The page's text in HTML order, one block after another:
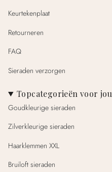
Keurtekenplaat
Retourneren
FAQ
Sieraden verzorgen
Topcategorieën voor jou
Goudkleurige sieraden
Zilverkleurige sieraden
Haarklemmen XXL
Bruiloft sieraden